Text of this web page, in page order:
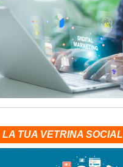
LA TUA VETRINA SOCIAL